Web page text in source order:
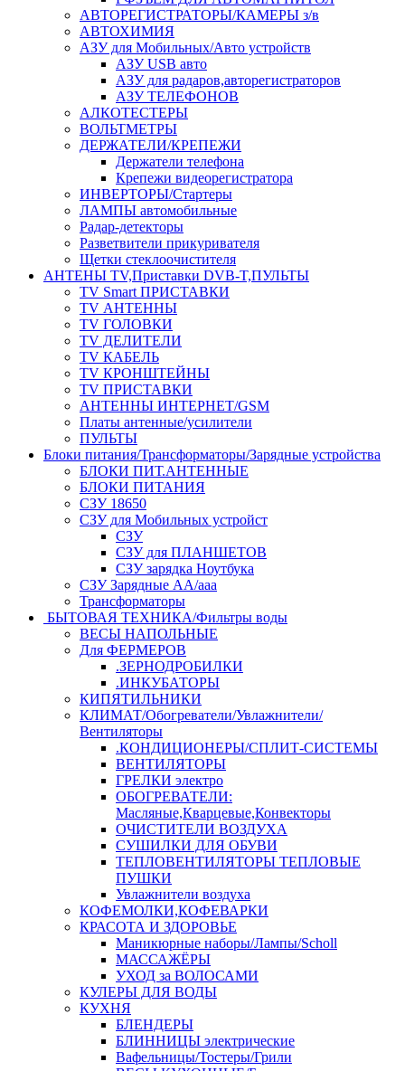
АВТОРЕГИСТРАТОРЫ/КАМЕРЫ з/в
АВТОХИМИЯ
АЗУ для Мобильных/Авто устройств
АЗУ USB авто
АЗУ для радаров,авторегистраторов
АЗУ ТЕЛЕФОНОВ
АЛКОТЕСТЕРЫ
ВОЛЬТМЕТРЫ
ДЕРЖАТЕЛИ/КРЕПЕЖИ
Держатели телефона
Крепежи видеорегистратора
ИНВЕРТОРЫ/Стартеры
ЛАМПЫ автомобильные
Радар-детекторы
Разветвители прикуривателя
Щетки стеклоочистителя
АНТЕНЫ ТV,Приставки DVB-T,ПУЛЬТЫ
TV Smart ПРИСТАВКИ
TV АНТЕННЫ
TV ГОЛОВКИ
TV ДЕЛИТЕЛИ
TV КАБЕЛЬ
TV КРОНШТЕЙНЫ
TV ПРИСТАВКИ
АНТЕННЫ ИНТЕРНЕТ/GSM
Платы антенные/усилители
ПУЛЬТЫ
Блоки питания/Трансформаторы/Зарядные устройства
БЛОКИ ПИТ.АНТЕННЫЕ
БЛОКИ ПИТАНИЯ
СЗУ 18650
СЗУ для Мобильных устройст
СЗУ
СЗУ для ПЛАНШЕТОВ
СЗУ зарядка Ноутбука
СЗУ Зарядные АА/ааа
Трансформаторы
БЫТОВАЯ ТЕХНИКА/Фильтры воды
ВЕСЫ НАПОЛЬНЫЕ
Для ФЕРМЕРОВ
.ЗЕРНОДРОБИЛКИ
.ИНКУБАТОРЫ
КИПЯТИЛЬНИКИ
КЛИМАТ/Обогреватели/Увлажнители/
Вентиляторы
.КОНДИЦИОНЕРЫ/СПЛИТ-СИСТЕМЫ
ВЕНТИЛЯТОРЫ
ГРЕЛКИ электро
ОБОГРЕВАТЕЛИ:
Масляные,Кварцевые,Конвекторы
ОЧИСТИТЕЛИ ВОЗДУХА
СУШИЛКИ ДЛЯ ОБУВИ
ТЕПЛОВЕНТИЛЯТОРЫ ТЕПЛОВЫЕ
ПУШКИ
Увлажнители воздуха
КОФЕМОЛКИ,КОФЕВАРКИ
КРАСОТА И ЗДОРОВЬЕ
Маникюрные наборы/Лампы/Scholl
МАССАЖЁРЫ
УХОД за ВОЛОСАМИ
КУЛЕРЫ ДЛЯ ВОДЫ
КУХНЯ
БЛЕНДЕРЫ
БЛИННИЦЫ электрические
Вафельницы/Тостеры/Грили